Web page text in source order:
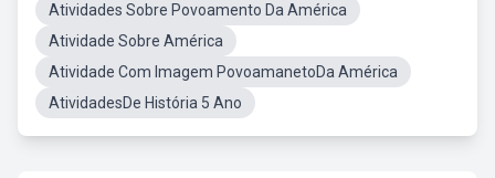
Atividades Sobre Povoamento Da América
Atividade Sobre América
Atividade Com Imagem PovoamanetoDa América
AtividadesDe História 5 Ano